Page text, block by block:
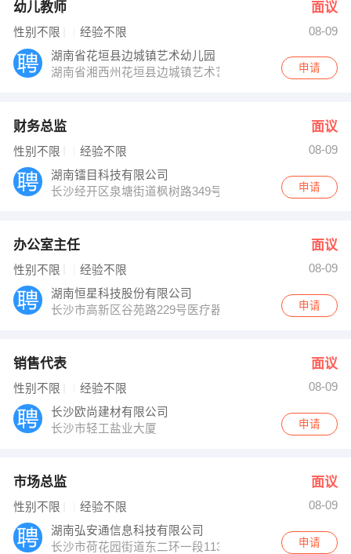
幼儿教师 面议
性别不限 经验不限
08-09
湖南省花垣县边城镇艺术幼儿园
湖南省湘西州花垣县边城镇艺术艺术幼儿园
申请
财务总监 面议
性别不限 经验不限
08-09
湖南镭目科技有限公司
长沙经开区泉塘街道枫树路349号
申请
办公室主任 面议
性别不限 经验不限
08-09
湖南恒星科技股份有限公司
长沙市高新区谷苑路229号医疗器械工业园A2栋 申请
销售代表 面议
性别不限 经验不限
08-09
长沙欧尚建材有限公司
长沙市轻工盐业大厦
申请
市场总监 面议
性别不限 经验不限
08-09
湖南弘安通信息科技有限公司
长沙市荷花园街道东二环一段1139号湖南国际商务中心
申请